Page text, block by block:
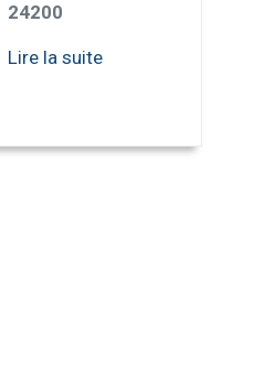
24200
Lire la suite